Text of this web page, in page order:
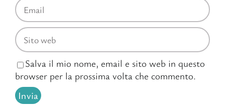
Salva il mio nome, email e sito web in questo
browser per la prossima volta che commento.